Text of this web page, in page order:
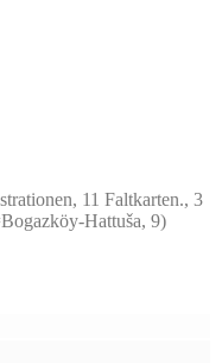
11 Faltkarten., 3
Hattuša, 9)